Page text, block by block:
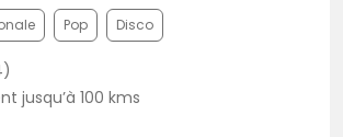
Pop Disco
jusqu’à 100 kms